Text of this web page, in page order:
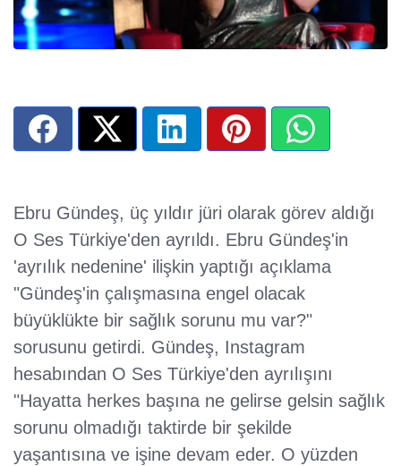
Ebru Gündeş, üç yıldır jüri olarak görev aldığı
O Ses Türkiye'den ayrıldı. Ebru Gündeş'in
'ayrılık nedenine' ilişkin yaptığı açıklama
"Gündeş'in çalışmasına engel olacak
büyüklükte bir sağlık sorunu mu var?"
sorusunu getirdi. Gündeş, Instagram
hesabından O Ses Türkiye'den ayrılışını
"Hayatta herkes başına ne gelirse gelsin sağlık
sorunu olmadığı taktirde bir şekilde
yaşantısına ve işine devam eder. O yüzden